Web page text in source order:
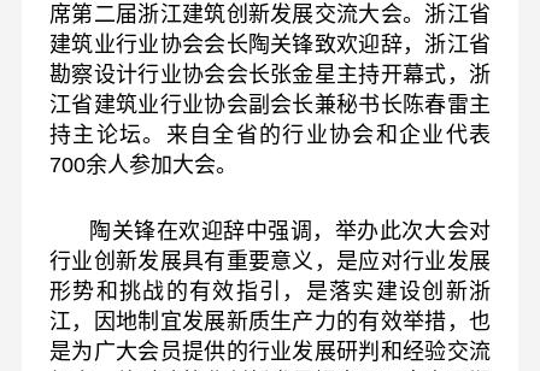
席第二届浙江建筑创新发展交流大会。浙江省
建筑业行业协会会长陶关锋致欢迎辞，浙江省
勘察设计行业协会会长张金星主持开幕式，浙
江省建筑业行业协会副会长兼秘书长陈春雷主
持主论坛。来自全省的行业协会和企业代表
700余人参加大会。
陶关锋在欢迎辞中强调，举办此次大会对
行业创新发展具有重要意义，是应对行业发展
形势和挑战的有效指引，是落实建设创新浙
江，因地制宜发展新质生产力的有效举措，也
是为广大会员提供的行业发展研判和经验交流